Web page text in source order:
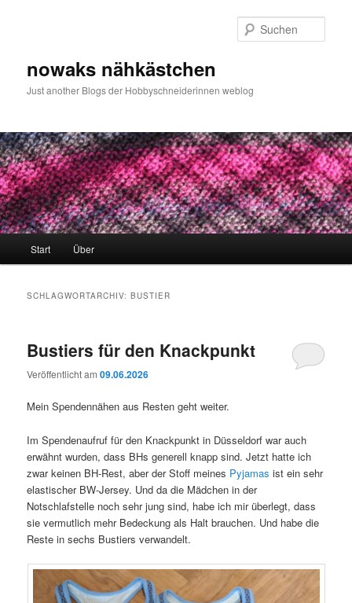
nowaks nähkästchen
Just another Blogs der Hobbyschneiderinnen weblog
Start Über
SCHLAGWORTARCHIV:BUSTIER
Bustiers für den Knackpunkt
Veröffentlicht am09.06.2026
Mein Spendennähen aus Resten geht weiter.
Im Spendenaufruf für den Knackpunkt in Düsseldorf war auch
erwähnt wurden, dass BHs generell knapp sind. Jetzt hatte ich
zwar keinen BH-Rest, aber der Stoff meines Pyjamas ist ein sehr
elastischer BW-Jersey. Und da die Mädchen in der
Notschlafstelle noch sehr jung sind, habe ich mir überlegt, dass
sie vermutlich mehr Bedeckung als Halt brauchen. Und habe die
Reste in sechs Bustiers verwandelt.